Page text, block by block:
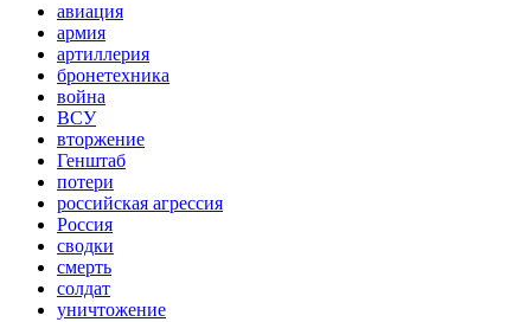
авиация
армия
артиллерия
бронетехника
война
ВСУ
вторжение
Генштаб
потери
российская агрессия
Россия
сводки
смерть
солдат
уничтожение